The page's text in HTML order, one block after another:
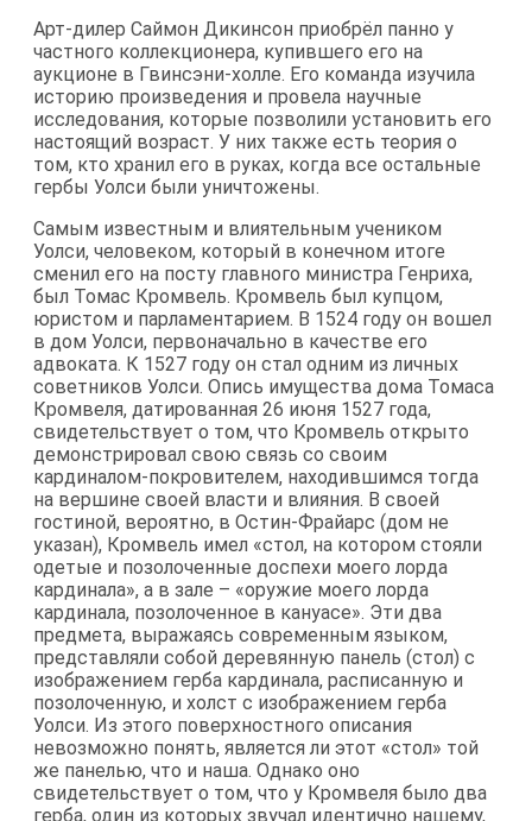
Арт-дилер Саймон Дикинсон приобрёл панно у
частного коллекционера, купившего его на
аукционе в Гвинсэни-холле. Его команда изучила
историю произведения и провела научные
исследования, которые позволили установить его
настоящий возраст. У них также есть теория о
том, кто хранил его в руках, когда все остальные
гербы Уолси были уничтожены.
Самым известным и влиятельным учеником
Уолси, человеком, который в конечном итоге
сменил его на посту главного министра Генриха,
был Томас Кромвель. Кромвель был купцом,
юристом и парламентарием. В 1524 году он вошел
в дом Уолси, первоначально в качестве его
адвоката. К 1527 году он стал одним из личных
советников Уолси. Опись имущества дома Томаса
Кромвеля, датированная 26 июня 1527 года,
свидетельствует о том, что Кромвель открыто
демонстрировал свою связь со своим
кардиналом-покровителем, находившимся тогда
на вершине своей власти и влияния. В своей
гостиной, вероятно, в Остин-Фрайарс (дом не
указан), Кромвель имел «стол, на котором стояли
одетые и позолоченные доспехи моего лорда
кардинала», а в зале – «оружие моего лорда
кардинала, позолоченное в кануасе». Эти два
предмета, выражаясь современным языком,
представляли собой деревянную панель (стол) с
изображением герба кардинала, расписанную и
позолоченную, и холст с изображением герба
Уолси. Из этого поверхностного описания
невозможно понять, является ли этот «стол» той
же панелью, что и наша. Однако оно
свидетельствует о том, что у Кромвеля было два
герба, один из которых звучал идентично нашему,